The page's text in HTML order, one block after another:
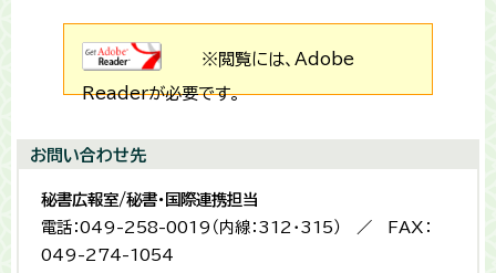
※閲覧には、Adobe
Readerが必要です。
お問い合わせ先
秘書広報室/秘書・国際連携担当
電話：049-258-0019（内線：312・315） ／ FAX：
049-274-1054